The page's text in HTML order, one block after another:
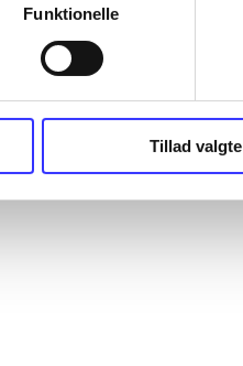
Funktionelle
Tillad valgte